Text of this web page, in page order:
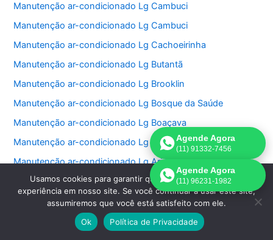
Manutenção ar-condicionado Lg Cambuci
Manutenção ar-condicionado Lg Cambuci
Manutenção ar-condicionado Lg Cachoeirinha
Manutenção ar-condicionado Lg Butantã
Manutenção ar-condicionado Lg Brooklin
Manutenção ar-condicionado Lg Bosque da Saúde
Manutenção ar-condicionado Lg Boaçava
Manutenção ar-condicionado Lg Barra Funda
Manutenção ar-condicionado Lg Aricanduva
Manutenção ar-condicionado Lg Alto de Pinheiros
Manutenção ar-condicionado Lg Alto da Mooca
Manutenção ar-condicionado Lg Alto da Lapa
Agende Agora
(11) 91332-7456
Agende Agora
(11) 96231-1982
Usamos cookies para garantir que oferecemos a melhor
experiência em nosso site. Se você continuar a usar este site,
assumiremos que você está satisfeito com ele.
Ok
Política de Privacidade